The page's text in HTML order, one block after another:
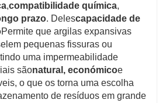
,compatibilidade química,
prazo. Delescapacidade de
Permite que argilas expansivas
pequenas fissuras ou
uma impermeabilidade
sãonatural, económicoe
o que os torna uma escolha
de resíduos em grande